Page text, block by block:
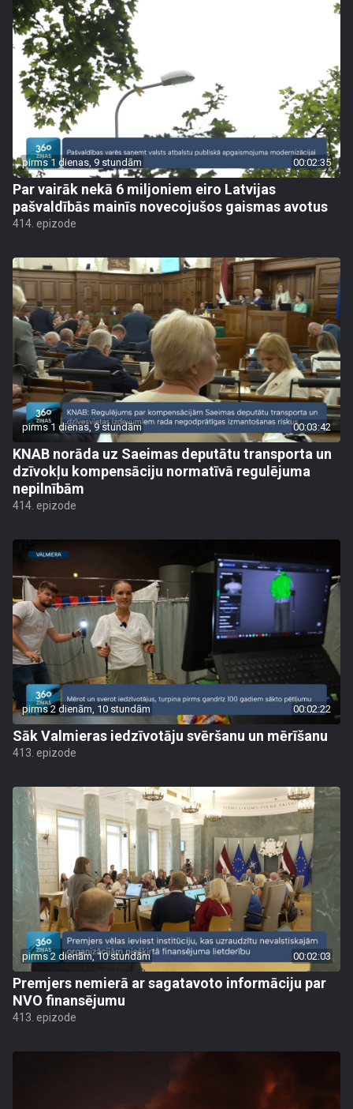
pirms 1 dienas, 9 stundām 00:02:35
Par vairāk nekā 6 miljoniem eiro Latvijas
pašvaldībās mainīs novecojušos gaismas avotus
414. epizode
pirms 1 dienas, 9 stundām 00:03:42
KNAB norāda uz Saeimas deputātu transporta un
dzīvokļu kompensāciju normatīvā regulējuma
nepilnībām
414. epizode
pirms 2 dienām, 10 stundām 00:02:22
Sāk Valmieras iedzīvotāju svēršanu un mērīšanu
413. epizode
pirms 2 dienām, 10 stundām 00:02:03
Premjers nemierā ar sagatavoto informāciju par
NVO finansējumu
413. epizode